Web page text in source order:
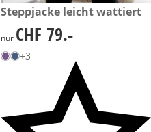
CHF 79.-
Steppjacke leicht wattiert
CHF 79.-
nur CHF 79.-
+3